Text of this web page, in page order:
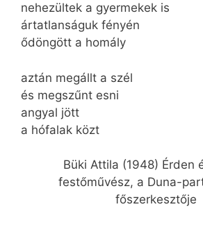
nehezültek a gyermekek is
ártatlanságuk fényén
ődöngött a homály
aztán megállt a szél
és megszűnt esni
angyal jött
a hófalak közt
Büki Attila (1948) Érden
festőművész, a Duna-
főszerkesztője